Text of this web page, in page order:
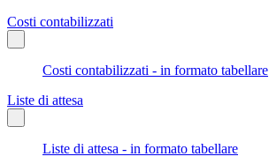
Costi contabilizzati
Costi contabilizzati - in formato tabellare
Liste di attesa
Liste di attesa - in formato tabellare